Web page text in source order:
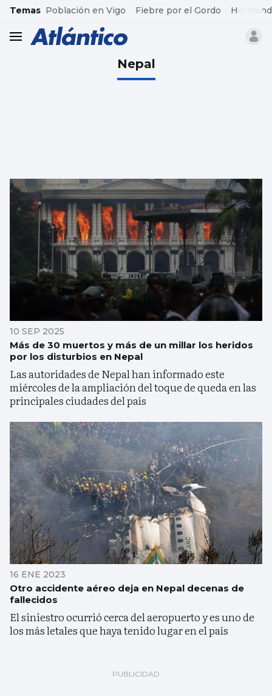
common.go-to-content
Temas Población en Vigo Fiebre por el Gordo
header.menu.open
Nepal
10 SEP 2025
Más de 30 muertos y más de un millar los heridos
por los disturbios en Nepal
Las autoridades de Nepal han informado este
miércoles de la ampliación del toque de queda en las
principales ciudades del país
16 ENE 2023
Otro accidente aéreo deja en Nepal decenas de
fallecidos
El siniestro ocurrió cerca del aeropuerto y es uno de
los más letales que haya tenido lugar en el país